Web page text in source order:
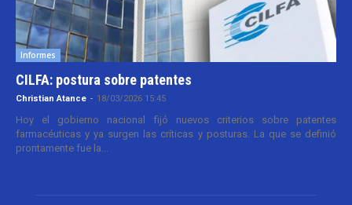
Informes
CILFA: postura sobre patentes
Christian Atance - 18/03/2026 15:45
Hoy el gobierno nacional fijó nuevos criterios sobre patentes
farmacéuticas y ya surgen las críticas y posturas. La que se definió
prontamente fue la...